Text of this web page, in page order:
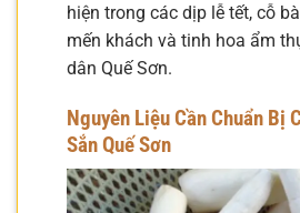
hiện trong các dịp lễ tết, cỗ
mến khách và tinh hoa ẩm
dân Quế Sơn.
Nguyên Liệu Cần Chuẩn Bị
Sắn Quế Sơn